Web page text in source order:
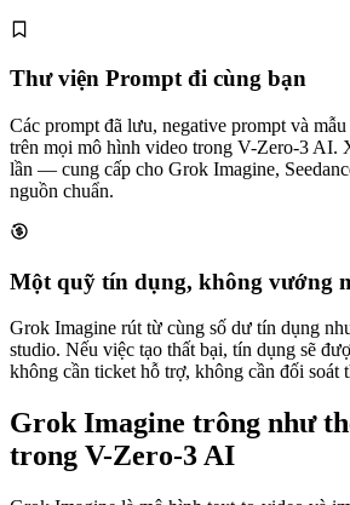
Thư viện Prompt đi cùng bạn
Các prompt đã lưu, negative prompt và
trên mọi mô hình video trong V-Zero-3 AI.
lần — cung cấp cho Grok Imagine,
nguồn chuẩn.
Một quỹ tín dụng, không vướng
Grok Imagine rút từ cùng số dư tín dụng
studio. Nếu việc tạo thất bại, tín dụng sẽ
không cần ticket hỗ trợ, không cần đối soát
Grok Imagine trông như
trong V-Zero-3 AI